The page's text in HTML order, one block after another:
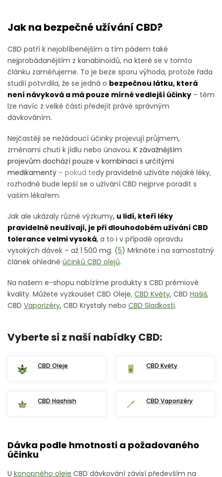
Jak na bezpečné užívání CBD?
CBD patří k nejoblíbenějším a tím pádem také
nejprobádanějším z kanabinoidů, na které se v tomto
článku zaměřujeme. To je beze sporu výhoda, protože řada
studií potvrdila, že se jedná o bezpečnou látku, která
není návyková a má pouze mírné vedlejší účinky – těm
lze navíc z velké části předejít právě správným
dávkováním.
Nejčastěji se nežádoucí účinky projevují průjmem,
změnami chuti k jídlu nebo únavou. K závažnějším
projevům dochází pouze v kombinaci s určitými
medikamenty – pokud tedy pravidelně užíváte nějaké léky,
rozhodně bude lepší se o užívání CBD nejprve poradit s
vaším lékařem.
Jak ale ukázaly různé výzkumy, u lidí, kteří léky
pravidelně neužívají, je při dlouhodobém užívání CBD
tolerance velmi vysoká, a to i v případě opravdu
vysokých dávek – až 1 500 mg. (5) Mrkněte i na samostatný
článek ohledně účinků CBD olejů.
Na našem e-shopu nabízíme produkty s CBD prémiové
kvality. Můžete vyzkoušet CBD Oleje, CBD Květy, CBD Hašiš,
CBD Vaporizéry, CBD Krystaly nebo CBD Sladkosti.
Vyberte si z naší nabídky CBD:
CBD Oleje CBD Květy
CBD Hashish CBD Vaporizéry
Dávka podle hmotnosti a požadovaného
účinku
U konopného oleje CBD dávkování závisí především na